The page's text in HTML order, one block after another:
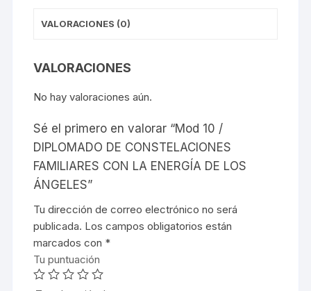
ENERGÍA
ÁNGELES
cantidad
VALORACIONES (0)
VALORACIONES
No hay valoraciones aún.
Sé el primero en valorar “Mod 10 /
DIPLOMADO DE CONSTELACIONES
FAMILIARES CON LA ENERGÍA DE LOS
ÁNGELES”
Tu dirección de correo electrónico no será
publicada. Los campos obligatorios están
marcados con *
Tu puntuación